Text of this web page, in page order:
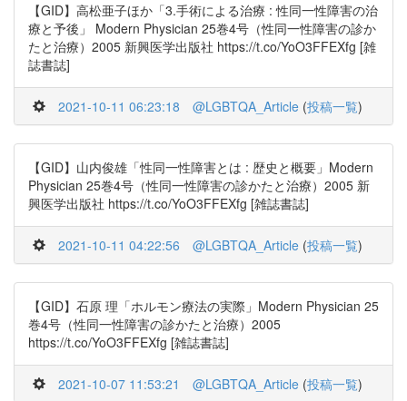
【GID】高松亜子ほか「3.手術による治療 : 性同一性障害の治
療と予後」 Modern Physician 25巻4号（性同一性障害の診か
たと治療）2005 新興医学出版社 https://t.co/YoO3FFEXfg [雑
誌書誌]
2021-10-11 06:23:18 @LGBTQA_Article (投稿一覧)
【GID】山内俊雄「性同一性障害とは : 歴史と概要」Modern
Physician 25巻4号（性同一性障害の診かたと治療）2005 新
興医学出版社 https://t.co/YoO3FFEXfg [雑誌書誌]
2021-10-11 04:22:56 @LGBTQA_Article (投稿一覧)
【GID】石原 理「ホルモン療法の実際」Modern Physician 25
巻4号（性同一性障害の診かたと治療）2005
https://t.co/YoO3FFEXfg [雑誌書誌]
2021-10-07 11:53:21 @LGBTQA_Article (投稿一覧)